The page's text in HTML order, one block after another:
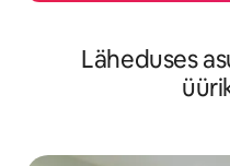
Läheduses